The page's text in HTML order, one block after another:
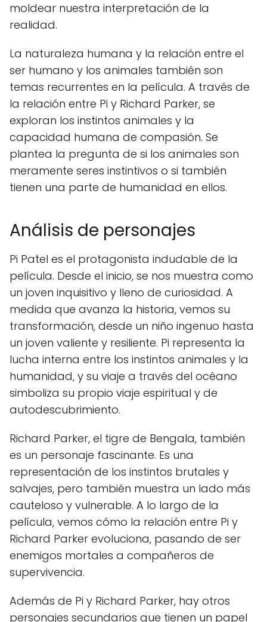
moldear nuestra interpretación de la
realidad.
La naturaleza humana y la relación entre el
ser humano y los animales también son
temas recurrentes en la película. A través de
la relación entre Pi y Richard Parker, se
exploran los instintos animales y la
capacidad humana de compasión. Se
plantea la pregunta de si los animales son
meramente seres instintivos o si también
tienen una parte de humanidad en ellos.
Análisis de personajes
Pi Patel es el protagonista indudable de la
película. Desde el inicio, se nos muestra como
un joven inquisitivo y lleno de curiosidad. A
medida que avanza la historia, vemos su
transformación, desde un niño ingenuo hasta
un joven valiente y resiliente. Pi representa la
lucha interna entre los instintos animales y la
humanidad, y su viaje a través del océano
simboliza su propio viaje espiritual y de
autodescubrimiento.
Richard Parker, el tigre de Bengala, también
es un personaje fascinante. Es una
representación de los instintos brutales y
salvajes, pero también muestra un lado más
cauteloso y vulnerable. A lo largo de la
película, vemos cómo la relación entre Pi y
Richard Parker evoluciona, pasando de ser
enemigos mortales a compañeros de
supervivencia.
Además de Pi y Richard Parker, hay otros
personajes secundarios que tienen un papel